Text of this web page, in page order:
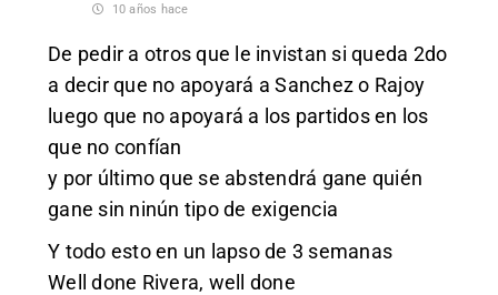
10 años hace
De pedir a otros que le invistan si queda 2do
a decir que no apoyará a Sanchez o Rajoy
luego que no apoyará a los partidos en los
que no confían
y por último que se abstendrá gane quién
gane sin ninún tipo de exigencia
Y todo esto en un lapso de 3 semanas
Well done Rivera, well done